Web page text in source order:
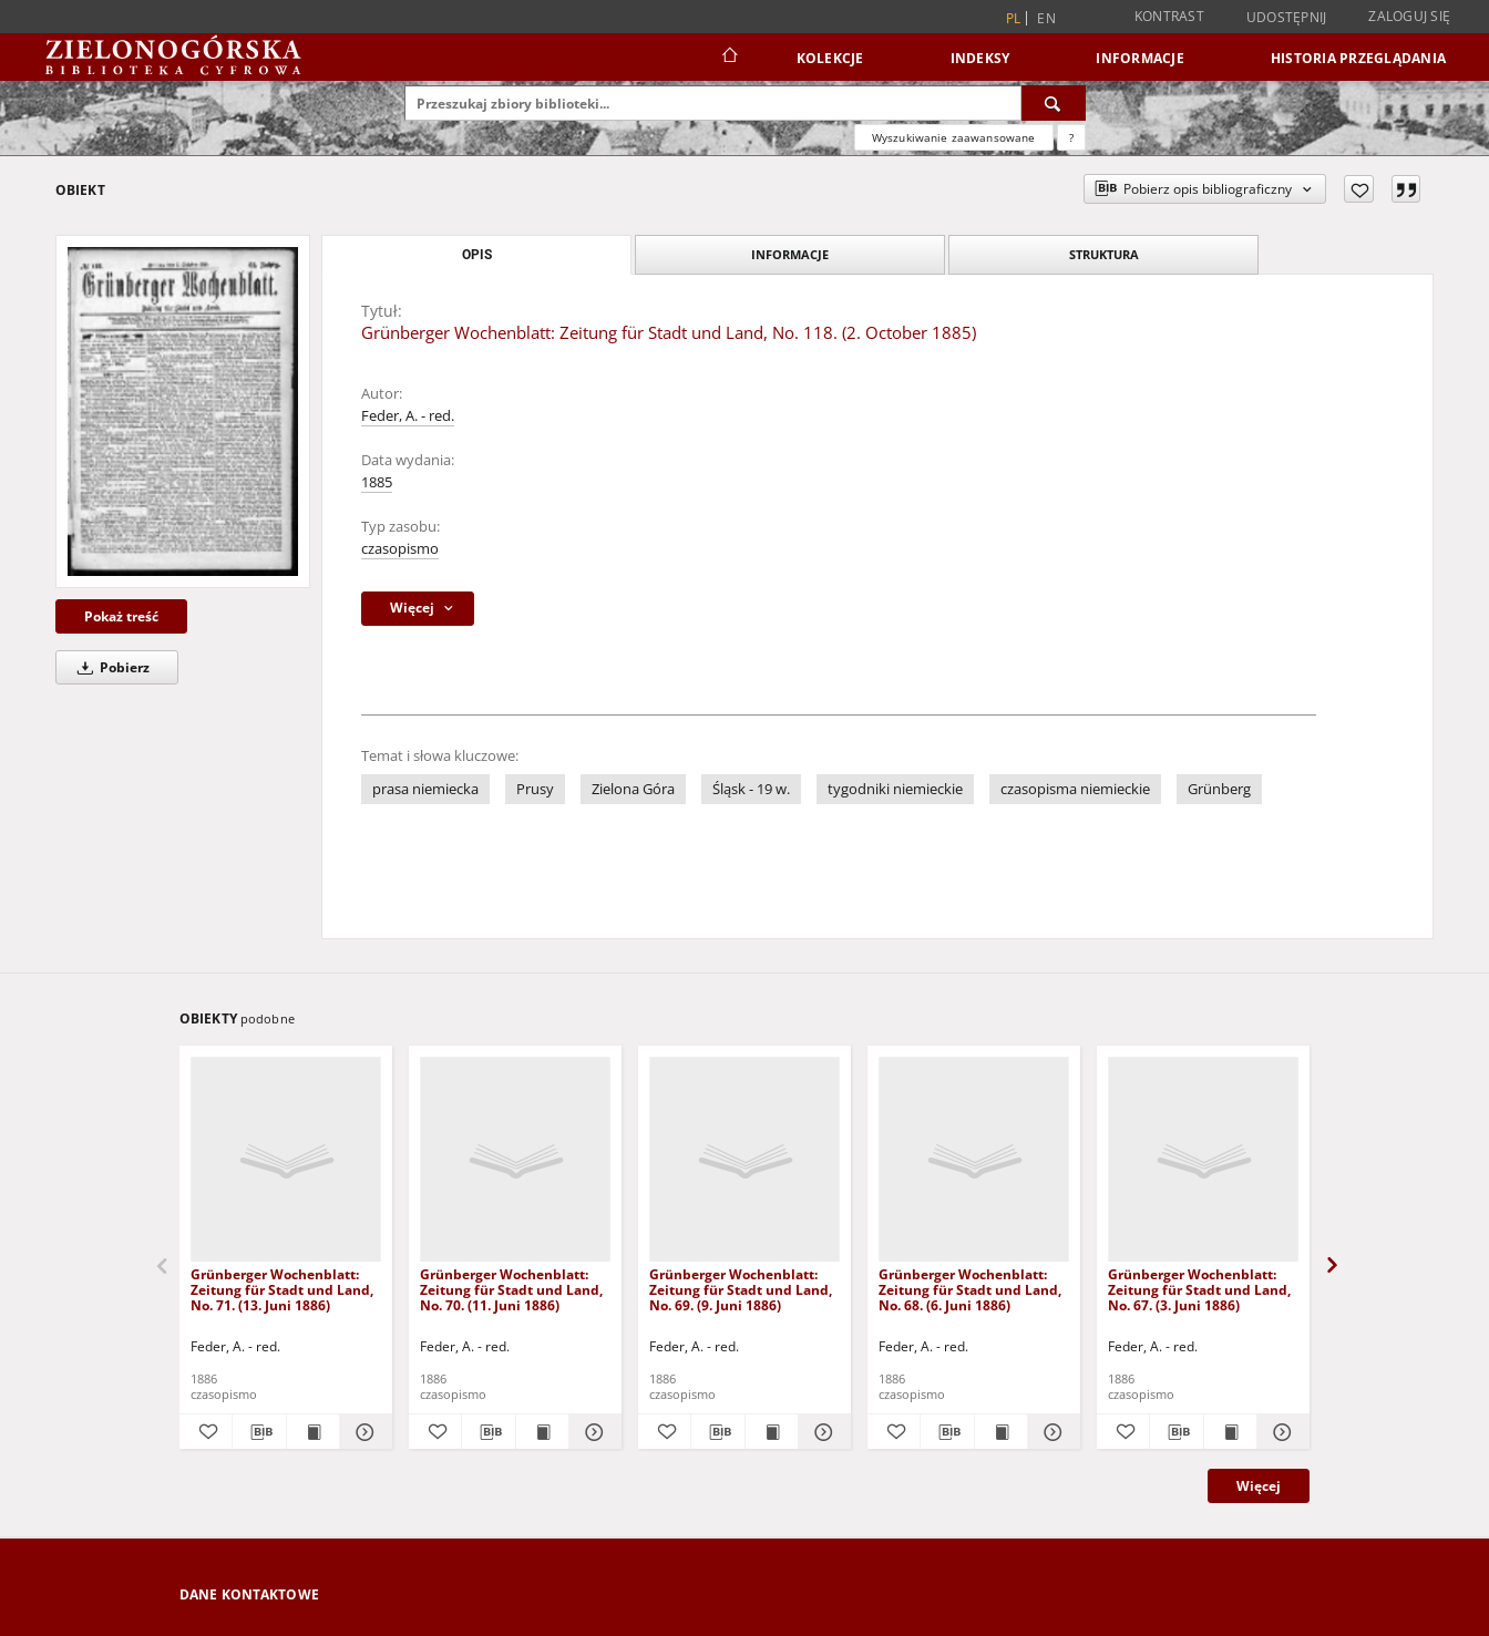
PL EN KONTRAST UDOSTĘPNIJ ZALOGUJ SIĘ
KOLEKCJE INDEKSY INFORMACJE HISTORIA PRZEGLĄDANIA
Wyszukiwanie zaawansowane ?
OBIEKT Pobierz opis bibliograficzny
Pokaż treść
Pobierz
OPIS INFORMACJE STRUKTURA
Tytuł:
Grünberger Wochenblatt: Zeitung für Stadt und Land, No. 118. (2. October 1885)
Autor:
Feder, A. - red.
Data wydania:
1885
Typ zasobu:
czasopismo
Więcej
Temat i słowa kluczowe:
prasa niemiecka
Prusy Zielona Góra Śląsk - 19 w. tygodniki niemieckie czasopisma niemieckie Grünberg
OBIEKTY podobne
Grünberger Wochenblatt:
Zeitung für Stadt und Land,
No. 71. (13. Juni 1886)
Feder, A. - red.
1886
czasopismo
Grünberger Wochenblatt:
Zeitung für Stadt und Land,
No. 70. (11. Juni 1886)
Feder, A. - red.
1886
czasopismo
Grünberger Wochenblatt:
Zeitung für Stadt und Land,
No. 69. (9. Juni 1886)
Feder, A. - red.
1886
czasopismo
Grünberger Wochenblatt:
Zeitung für Stadt und Land,
No. 68. (6. Juni 1886)
Feder, A. - red.
1886
czasopismo
Grünberger Wochenblatt:
Zeitung für Stadt und Land,
No. 67. (3. Juni 1886)
Feder, A. - red.
1886
czasopismo
Więcej
DANE KONTAKTOWE